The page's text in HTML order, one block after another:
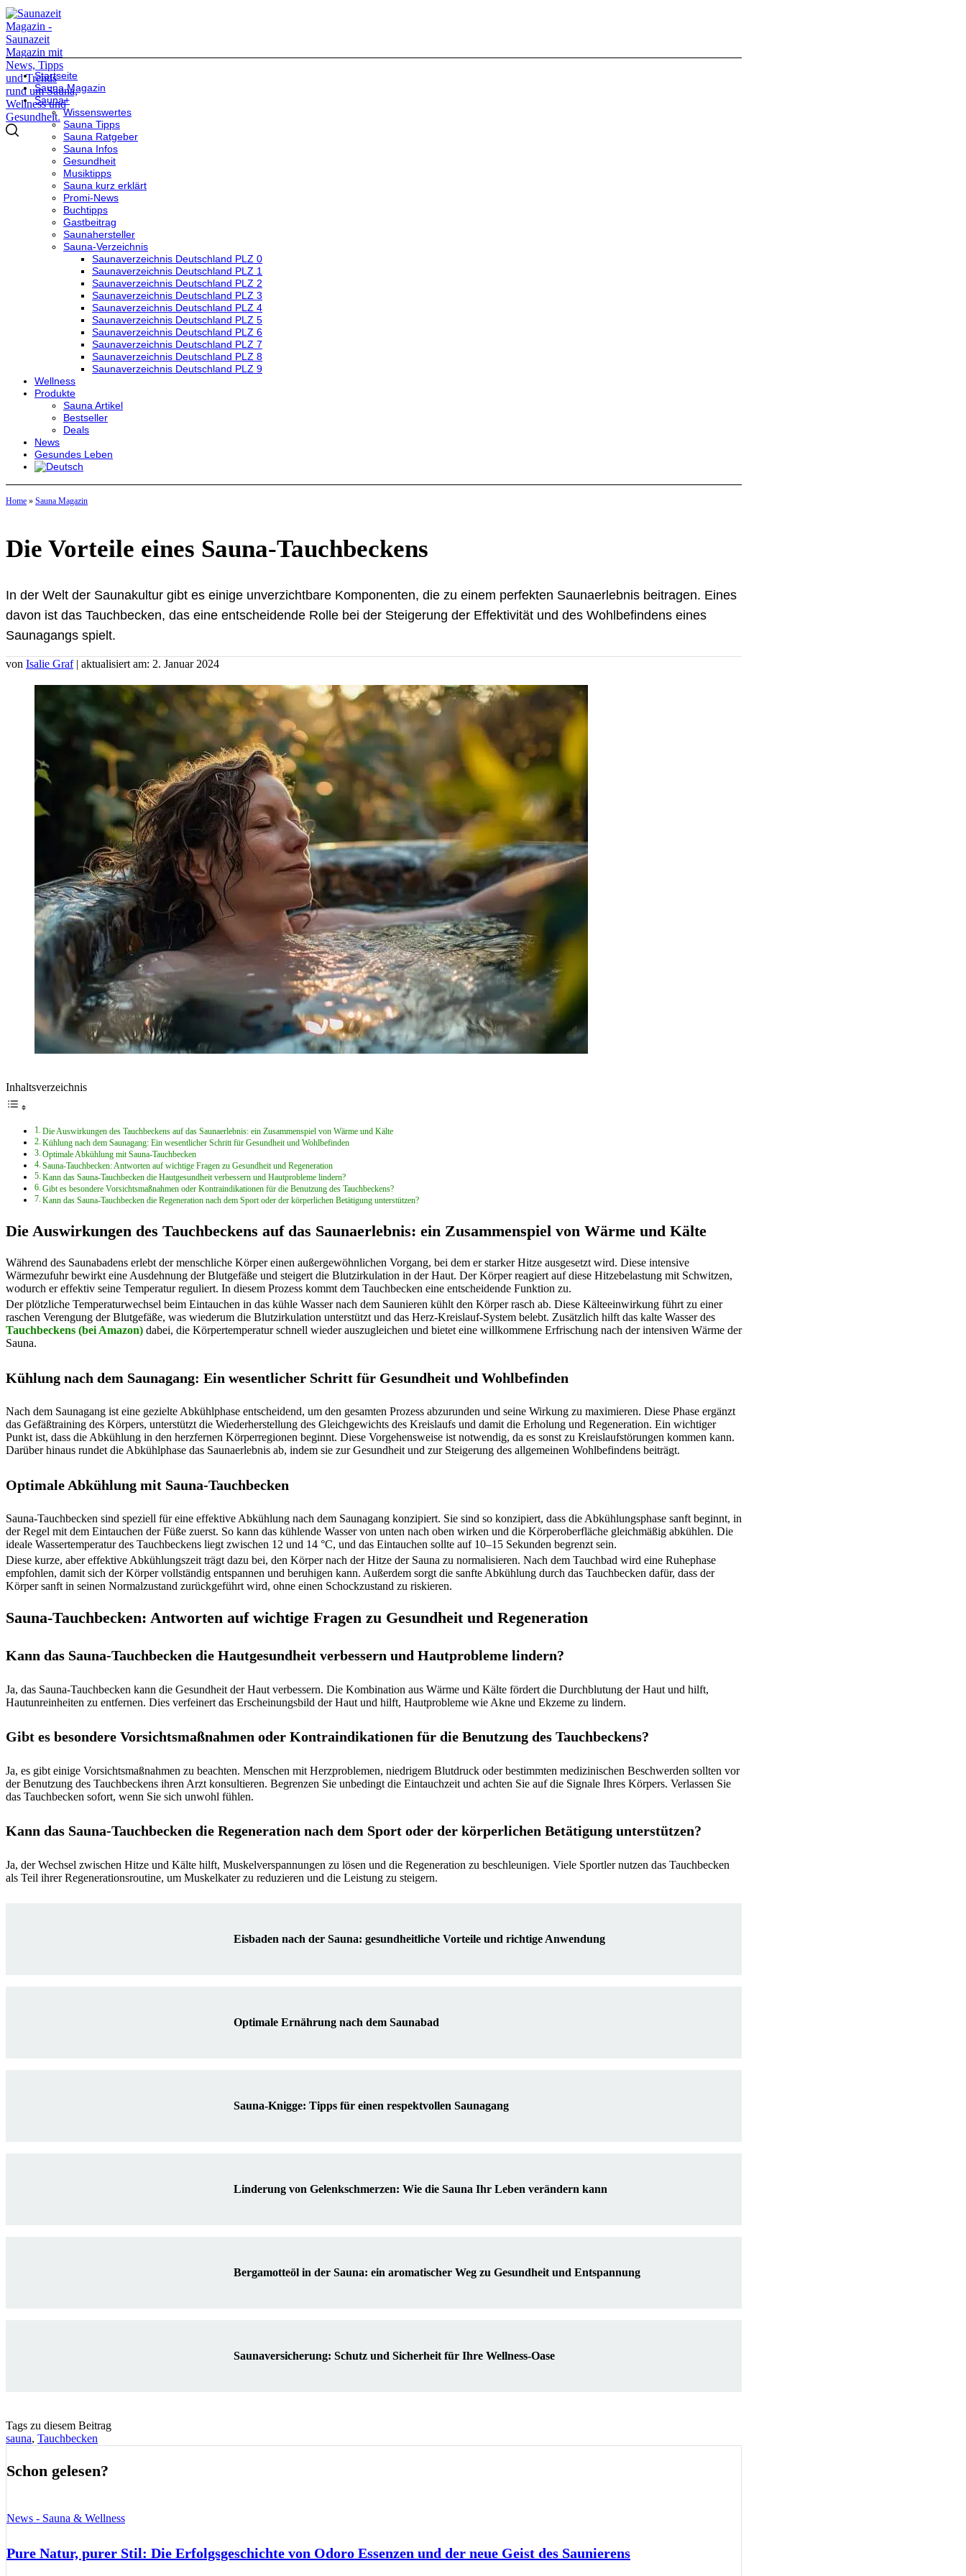
Startseite
Sauna Magazin
Sauna+
Wissenswertes
Sauna Tipps
Sauna Ratgeber
Sauna Infos
Gesundheit
Musiktipps
Sauna kurz erklärt
Promi-News
Buchtipps
Gastbeitrag
Saunahersteller
Sauna-Verzeichnis
Saunaverzeichnis Deutschland PLZ 0
Saunaverzeichnis Deutschland PLZ 1
Saunaverzeichnis Deutschland PLZ 2
Saunaverzeichnis Deutschland PLZ 3
Saunaverzeichnis Deutschland PLZ 4
Saunaverzeichnis Deutschland PLZ 5
Saunaverzeichnis Deutschland PLZ 6
Saunaverzeichnis Deutschland PLZ 7
Saunaverzeichnis Deutschland PLZ 8
Saunaverzeichnis Deutschland PLZ 9
Wellness
Produkte
Sauna Artikel
Bestseller
Deals
News
Gesundes Leben
Home » Sauna Magazin
Die Vorteile eines Sauna-Tauchbeckens
In der Welt der Saunakultur gibt es einige unverzichtbare Komponenten, die zu einem perfekten Saunaerlebnis beitragen. Eines
davon ist das Tauchbecken, das eine entscheidende Rolle bei der Steigerung der Effektivität und des Wohlbefindens eines
Saunagangs spielt.
von Isalie Graf | aktualisiert am: 2. Januar 2024
Inhaltsverzeichnis
Die Auswirkungen des Tauchbeckens auf das Saunaerlebnis: ein Zusammenspiel von Wärme und Kälte
Kühlung nach dem Saunagang: Ein wesentlicher Schritt für Gesundheit und Wohlbefinden
Optimale Abkühlung mit Sauna-Tauchbecken
Sauna-Tauchbecken: Antworten auf wichtige Fragen zu Gesundheit und Regeneration
Kann das Sauna-Tauchbecken die Hautgesundheit verbessern und Hautprobleme lindern?
Gibt es besondere Vorsichtsmaßnahmen oder Kontraindikationen für die Benutzung des Tauchbeckens?
Kann das Sauna-Tauchbecken die Regeneration nach dem Sport oder der körperlichen Betätigung unterstützen?
Die Auswirkungen des Tauchbeckens auf das Saunaerlebnis: ein Zusammenspiel von Wärme und Kälte
Während des Saunabadens erlebt der menschliche Körper einen außergewöhnlichen Vorgang, bei dem er starker Hitze ausgesetzt wird. Diese intensive
Wärmezufuhr bewirkt eine Ausdehnung der Blutgefäße und steigert die Blutzirkulation in der Haut. Der Körper reagiert auf diese Hitzebelastung mit Schwitzen,
wodurch er effektiv seine Temperatur reguliert. In diesem Prozess kommt dem Tauchbecken eine entscheidende Funktion zu.
Der plötzliche Temperaturwechsel beim Eintauchen in das kühle Wasser nach dem Saunieren kühlt den Körper rasch ab. Diese Kälteeinwirkung führt zu einer
raschen Verengung der Blutgefäße, was wiederum die Blutzirkulation unterstützt und das Herz-Kreislauf-System belebt. Zusätzlich hilft das kalte Wasser des
Tauchbeckens (bei Amazon) dabei, die Körpertemperatur schnell wieder auszugleichen und bietet eine willkommene Erfrischung nach der intensiven Wärme der
Sauna.
Kühlung nach dem Saunagang: Ein wesentlicher Schritt für Gesundheit und Wohlbefinden
Nach dem Saunagang ist eine gezielte Abkühlphase entscheidend, um den gesamten Prozess abzurunden und seine Wirkung zu maximieren. Diese Phase ergänzt
das Gefäßtraining des Körpers, unterstützt die Wiederherstellung des Gleichgewichts des Kreislaufs und damit die Erholung und Regeneration. Ein wichtiger
Punkt ist, dass die Abkühlung in den herzfernen Körperregionen beginnt. Diese Vorgehensweise ist notwendig, da es sonst zu Kreislaufstörungen kommen kann.
Darüber hinaus rundet die Abkühlphase das Saunaerlebnis ab, indem sie zur Gesundheit und zur Steigerung des allgemeinen Wohlbefindens beiträgt.
Optimale Abkühlung mit Sauna-Tauchbecken
Sauna-Tauchbecken sind speziell für eine effektive Abkühlung nach dem Saunagang konzipiert. Sie sind so konzipiert, dass die Abkühlungsphase sanft beginnt, in
der Regel mit dem Eintauchen der Füße zuerst. So kann das kühlende Wasser von unten nach oben wirken und die Körperoberfläche gleichmäßig abkühlen. Die
ideale Wassertemperatur des Tauchbeckens liegt zwischen 12 und 14 °C, und das Eintauchen sollte auf 10–15 Sekunden begrenzt sein.
Diese kurze, aber effektive Abkühlungszeit trägt dazu bei, den Körper nach der Hitze der Sauna zu normalisieren. Nach dem Tauchbad wird eine Ruhephase
empfohlen, damit sich der Körper vollständig entspannen und beruhigen kann. Außerdem sorgt die sanfte Abkühlung durch das Tauchbecken dafür, dass der
Körper sanft in seinen Normalzustand zurückgeführt wird, ohne einen Schockzustand zu riskieren.
Sauna-Tauchbecken: Antworten auf wichtige Fragen zu Gesundheit und Regeneration
Kann das Sauna-Tauchbecken die Hautgesundheit verbessern und Hautprobleme lindern?
Ja, das Sauna-Tauchbecken kann die Gesundheit der Haut verbessern. Die Kombination aus Wärme und Kälte fördert die Durchblutung der Haut und hilft,
Hautunreinheiten zu entfernen. Dies verfeinert das Erscheinungsbild der Haut und hilft, Hautprobleme wie Akne und Ekzeme zu lindern.
Gibt es besondere Vorsichtsmaßnahmen oder Kontraindikationen für die Benutzung des Tauchbeckens?
Ja, es gibt einige Vorsichtsmaßnahmen zu beachten. Menschen mit Herzproblemen, niedrigem Blutdruck oder bestimmten medizinischen Beschwerden sollten vor
der Benutzung des Tauchbeckens ihren Arzt konsultieren. Begrenzen Sie unbedingt die Eintauchzeit und achten Sie auf die Signale Ihres Körpers. Verlassen Sie
das Tauchbecken sofort, wenn Sie sich unwohl fühlen.
Kann das Sauna-Tauchbecken die Regeneration nach dem Sport oder der körperlichen Betätigung unterstützen?
Ja, der Wechsel zwischen Hitze und Kälte hilft, Muskelverspannungen zu lösen und die Regeneration zu beschleunigen. Viele Sportler nutzen das Tauchbecken
als Teil ihrer Regenerationsroutine, um Muskelkater zu reduzieren und die Leistung zu steigern.
Eisbaden nach der Sauna: gesundheitliche Vorteile und richtige Anwendung
Optimale Ernährung nach dem Saunabad
Sauna-Knigge: Tipps für einen respektvollen Saunagang
Linderung von Gelenkschmerzen: Wie die Sauna Ihr Leben verändern kann
Bergamotteöl in der Sauna: ein aromatischer Weg zu Gesundheit und Entspannung
Saunaversicherung: Schutz und Sicherheit für Ihre Wellness-Oase
Tags zu diesem Beitrag
sauna, Tauchbecken
Schon gelesen?
News - Sauna & Wellness
Pure Natur, purer Stil: Die Erfolgsgeschichte von Odoro Essenzen und der neue Geist des Saunierens